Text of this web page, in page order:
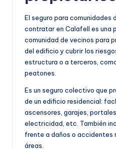
El seguro para comunidades
contratar en Calafell es una
comunidad de vecinos para
del edificio y cubrir los
estructura o a terceros,
peatones.
Es un seguro colectivo que
de un edificio residencial:
ascensores, garajes,
electricidad, etc. También
frente a daños o accidentes
áreas.